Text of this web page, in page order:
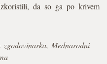
da so ga po krivem
Mednarodni